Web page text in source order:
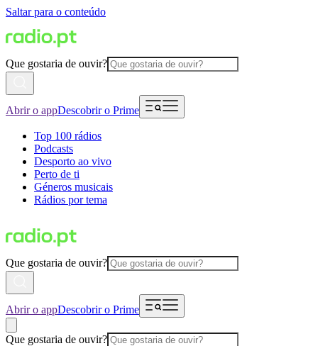
Saltar para o conteúdo
Que gostaria de ouvir?
Abrir o appDescobrir o Prime
Top 100 rádios
Podcasts
Desporto ao vivo
Perto de ti
Géneros musicais
Rádios por tema
Que gostaria de ouvir?
Abrir o appDescobrir o Prime
Que gostaria de ouvir?